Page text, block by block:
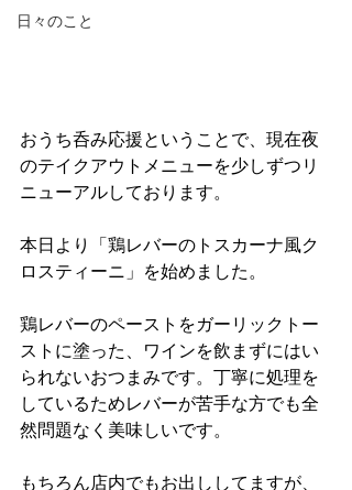
日々のこと
おうち呑み応援ということで、現在夜
のテイクアウトメニューを少しずつリ
ニューアルしております。
本日より「鶏レバーのトスカーナ風ク
ロスティーニ」を始めました。
鶏レバーのペーストをガーリックトー
ストに塗った、ワインを飲まずにはい
られないおつまみです。丁寧に処理を
しているためレバーが苦手な方でも全
然問題なく美味しいです。
もちろん店内でもお出ししてますが、